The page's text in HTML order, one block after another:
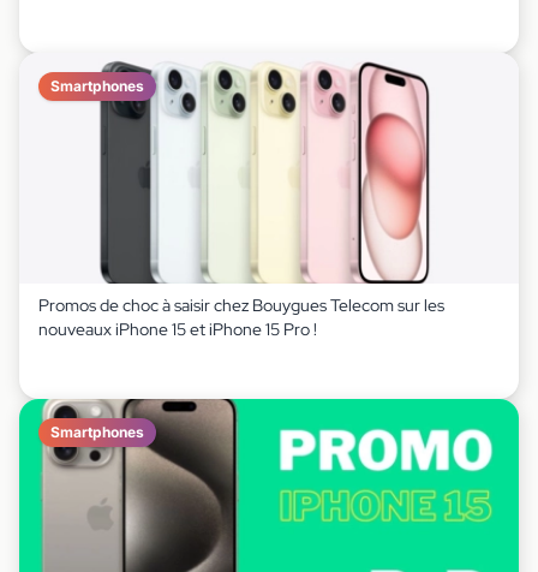
Smartphones
Promos de choc à saisir chez Bouygues Telecom sur les
nouveaux iPhone 15 et iPhone 15 Pro !
Smartphones